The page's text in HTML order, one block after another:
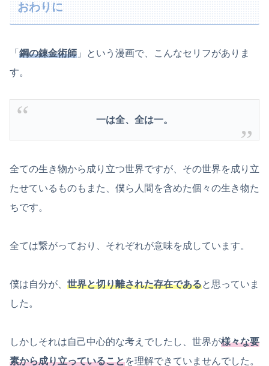
おわりに
「 鋼の錬金術師 」という漫画で、こんなセリフがありま
す。
一は全、全は一。
全ての生き物から成り立つ世界ですが、その世界を成り立
たせているものもまた、僕ら人間を含めた個々の生き物た
ちです。
全ては繋がっており、それぞれが意味を成しています。
僕は自分が、 世界と切り離された存在であると思っていま
した。
しかしそれは自己中心的な考えでしたし、世界が様々な要
素から成り立っていることを理解できていませんでした。